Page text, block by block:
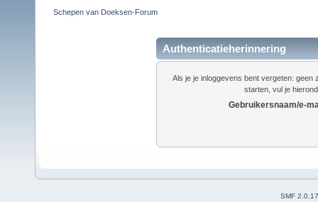
Schepen van Doeksen-Forum
Authenticatieherinnering
Als je je inloggevens bent vergeten:
starten, vul je
Gebruikersnaam/e-
SMF 2.0.17